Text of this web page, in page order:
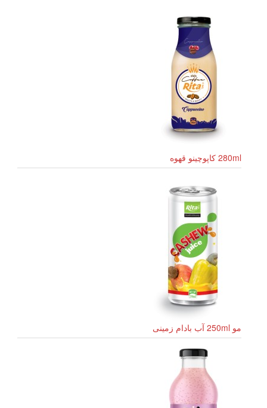
280ml کاپوچینو قهوه
مو 250ml آب بادام زمینی